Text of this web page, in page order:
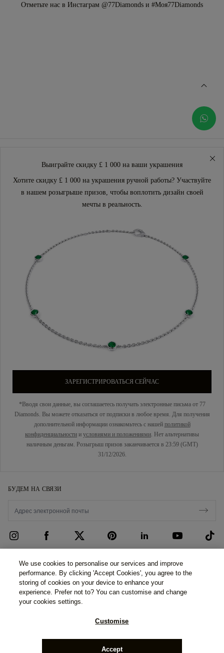
Отметьте нас в Инстаграм @77Diamonds и #Моя77Diamonds
Выиграйте скидку £ 1 000 на ваши украшения
Хотите скидку £ 1 000 на украшения ручной работы? Участвуйте
в нашем розыгрыше призов, чтобы воплотить дизайн своей
мечты в реальность.
ЗАРЕГИСТРИРОВАТЬСЯ СЕЙЧАС
*Вводя свои данные, вы соглашаетесь получать электронные письма от 77
Diamonds. Вы можете отказаться от подписки в любое время. Для получения
дополнительной информации ознакомьтесь с нашей политикой
конфиденциальности и условиями и положениями. Нет альтернативы
наличным деньгам. Розыгрыш призов заканчивается в 23:59 (GMT)
31/12/2026.
БУДЕМ НА СВЯЗИ
ОБСЛУЖИВАНИЕ КЛИЕНТОВ
Свяжитесь с нами
Запишитесь на прием
О НАС
Наша История
ЗАКОННОСТЬ И КОНФИДЕНЦИАЛЬНОСТЬ
2nd Floor, 3 Hanover Square, London, W1S 1HD.Company
We use cookies to personalise our services and improve
performance. By clicking 'Accept Cookies', you agree to the
storing of cookies on your device to enhance your
experience. Prefer not to? You can customise and change
your cookies settings.
Customise
Accept